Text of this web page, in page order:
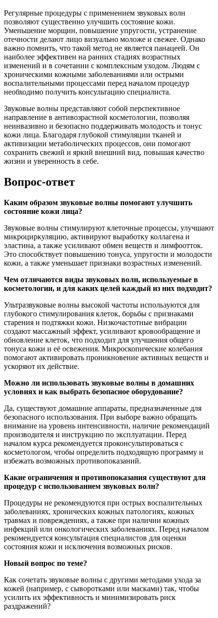
Регулярные процедуры с применением звуковых волн
позволяют существенно улучшить состояние кожи.
Уменьшение морщин, повышение упругости, устранение
отечности делают лицо визуально моложе и свежее. Однако
важно помнить, что такой метод не является панацеей. Он
наиболее эффективен на ранних стадиях возрастных
изменений и в сочетании с комплексным уходом. Людям с
хроническими кожными заболеваниями или острыми
воспалительными процессами перед началом процедур
необходимо получить консультацию специалиста.
Звуковые волны представляют собой перспективное
направление в антивозрастной косметологии, позволяя
неинвазивно и безопасно поддерживать молодость и тонус
кожи лица. Благодаря глубокой стимуляции тканей и
активизации метаболических процессов, они помогают
сохранить свежий и яркий внешний вид, повышая качество
жизни и уверенность в себе.
Вопрос-ответ
Каким образом звуковые волны помогают улучшить
состояние кожи лица?
Звуковые волны стимулируют клеточные процессы, улучшают
микроциркуляцию, активируют выработку коллагена и
эластина, а также усиливают обмен веществ и лимфоотток.
Это способствует повышению тонуса, упругости и молодости
кожи, а также уменьшает признаки возрастных изменений.
Чем отличаются виды звуковых волн, используемые в
косметологии, и для каких целей каждый из них подходит?
Ультразвуковые волны высокой частоты используются для
глубокого стимулирования клеток, борьбы с признаками
старения и подтяжки кожи. Низкочастотные вибрации
создают массажный эффект, усиливают кровообращение и
обновление клеток, что подходит для улучшения общего
тонуса кожи и её освежения. Микроскопические колебания
помогают активировать проникновение активных веществ и
ускоряют их действие.
Можно ли использовать звуковые волны в домашних
условиях и как выбрать безопасное оборудование?
Да, существуют домашние аппараты, предназначенные для
безопасного использования. При выборе важно обращать
внимание на уровень интенсивности, наличие рекомендаций
производителя и инструкцию по эксплуатации. Перед
началом курса рекомендуется проконсультироваться с
косметологом, чтобы определить подходящую программу и
избежать возможных противопоказаний.
Какие ограничения и противопоказания существуют для
процедур с использованием звуковых волн?
Процедуры не рекомендуются при острых воспалительных
заболеваниях, хронических кожных патологиях, кожных
травмах и повреждениях, а также при наличии кожных
инфекций или онкологических заболеваниях. Перед началом
рекомендуется консультация специалистов для оценки
состояния кожи и исключения возможных рисков.
Новый вопрос по теме?
Как сочетать звуковые волны с другими методами ухода за
кожей (например, с сыворотками или масками) так, чтобы
усилить их эффективность и минимизировать риск
раздражений?